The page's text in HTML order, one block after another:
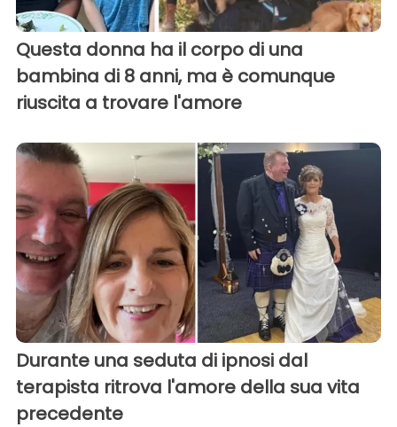
Questa donna ha il corpo di una
bambina di 8 anni, ma è comunque
riuscita a trovare l'amore
Durante una seduta di ipnosi dal
terapista ritrova l'amore della sua vita
precedente